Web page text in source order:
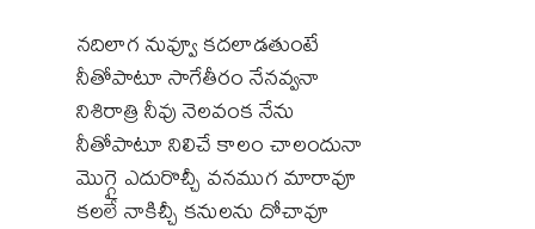
నదిలాగ నువ్వూ కదలాడతుంటే
నీతోపాటూ సాగేతీరం నేనవ్వనా
నిశిరాత్రి నీవు నెలవంక నేను
నీతోపాటూ నిలిచే కాలం చాలందునా
మొగ్గై ఎదురొచ్చీ వనముగ మారావూ
కలలే నాకిచ్చీ కనులను దోచావూ